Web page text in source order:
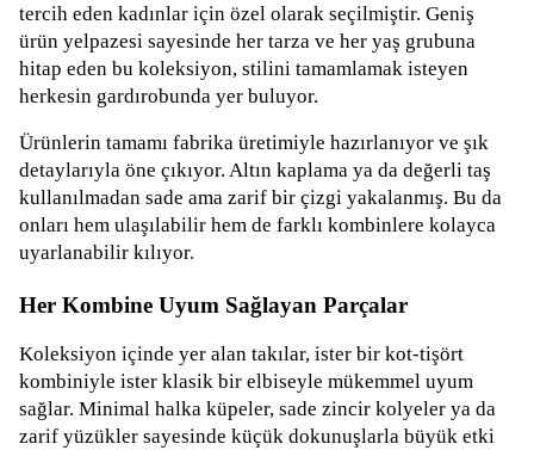
tercih eden kadınlar için özel olarak seçilmiştir. Geniş
ürün yelpazesi sayesinde her tarza ve her yaş grubuna
hitap eden bu koleksiyon, stilini tamamlamak isteyen
herkesin gardırobunda yer buluyor.
Ürünlerin tamamı fabrika üretimiyle hazırlanıyor ve şık
detaylarıyla öne çıkıyor. Altın kaplama ya da değerli taş
kullanılmadan sade ama zarif bir çizgi yakalanmış. Bu da
onları hem ulaşılabilir hem de farklı kombinlere kolayca
uyarlanabilir kılıyor.
Her Kombine Uyum Sağlayan Parçalar
Koleksiyon içinde yer alan takılar, ister bir kot-tişört
kombiniyle ister klasik bir elbiseyle mükemmel uyum
sağlar. Minimal halka küpeler, sade zincir kolyeler ya da
zarif yüzükler sayesinde küçük dokunuşlarla büyük etki